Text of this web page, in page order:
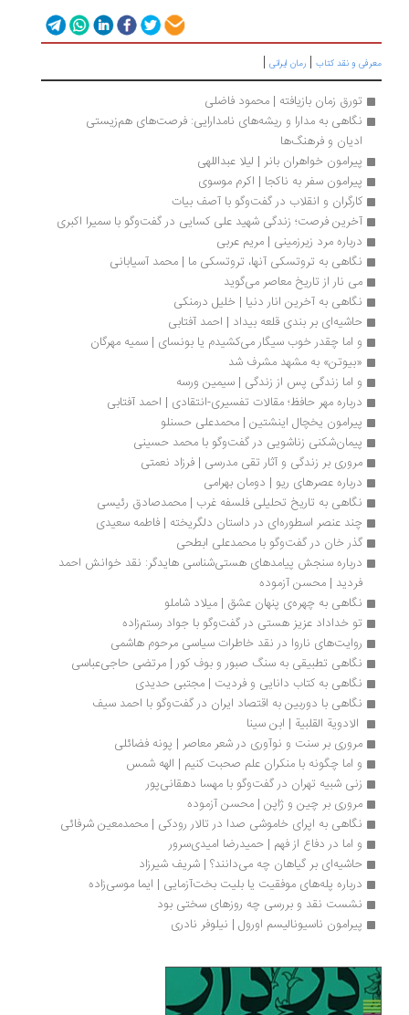
و نقد کتاب|رمان ایرانی|
تورق زمان بازیافته | محمود فاضلی
نگاهی به مدارا و ریشه‌های نامدارایی: فرصت‌های هم‌زیستی
ادیان و فرهنگ‌ها
پیرامون خواهران بانر | لیلا عبداللهی
پیرامون سفر به ناکجا | اکرم موسوی
کارگران و انقلاب در گفت‌وگو با آصف بیات
آخرین فرصت؛ زندگی شهید علی کسایی در گفت‌وگو با سمیرا اکبری
درباره مرد زیرزمینی | مریم عربی
نگاهی به تروتسکی آنها، تروتسکی ما | محمد آسیابانی
می نار از تاریخ معاصر می‌گوید
نگاهی به آخرین انار دنیا | خلیل درمنکی
حاشیه‌ای بر بندی قلعه بیداد | احمد آفتابی
و اما چقدر خوب سیگار می‌کشیدم یا بونسای | سمیه مهرگان
«بیوتن» به مشهد مشرف شد
و اما زندگی پس از زندگی | سیمین ورسه
درباره مهر حافظ؛ مقالات تفسیری-انتقادی | احمد آفتابی
پیرامون یخچال اینشتین | محمدعلی حسنلو
پیمان‌شکنی زناشویی در گفت‌وگو با محمد حسینی
مروری بر زندگی و آثار تقی مدرسی | فرزاد نعمتی
درباره عصرهای ریو | دومان بهرامی
نگاهی به تاریخ تحلیلی فلسفه غرب | محمدصادق رئیسی
چند عنصر اسطوره‌ای در داستان دلگریخته | فاطمه سعیدی
گذر خان در گفت‌وگو با محمدعلی ابطحی
درباره سنجش پیامدهای هستی‌شناسی هایدگر: نقد خوانش احمد
فردید | محسن آزموده
نگاهی به چهره‌ی پنهان عشق | میلاد شاملو
تو خداداد عزیز هستی در گفت‌وگو با جواد رستم‌زاده
روایت‌های ناروا در نقد خاطرات سیاسی مرحوم هاشمی
نگاهی تطبیقی به سنگ صبور و بوف کور | مرتضی حاجی‌عباسی
نگاهی به کتاب دانایی و فردیت | مجتبی حدیدی
نگاهی با دوربین به اقتصاد ایران در گفت‌وگو با احمد سیف
الادویة ‌القلبیة | ابن سینا
مروری بر سنت و نوآوری در شعر معاصر | پونه فضائلی
و اما چگونه با منکران علم صحبت کنیم | الهه شمس
زنی شبیه تهران در گفت‌وگو با مهسا دهقانی‌پور
مروری بر چین و ژاپن | محسن آزموده
نگاهی به اپرای خاموشی صدا در تالار رودکی | محمدمعین شرفائی
و اما در دفاع از فهم | حمیدرضا امیدی‌سرور
حاشیه‌ای بر گیاهان چه می‌دانند؟ | شریف شیرزاد
درباره پله‌های موفقیت یا بلیت بخت‌آزمایی | ایما موسی‌زاده
نشست نقد و بررسی چه روزهای سختی بود
پیرامون ناسیونالیسم اورول | نیلوفر نادری